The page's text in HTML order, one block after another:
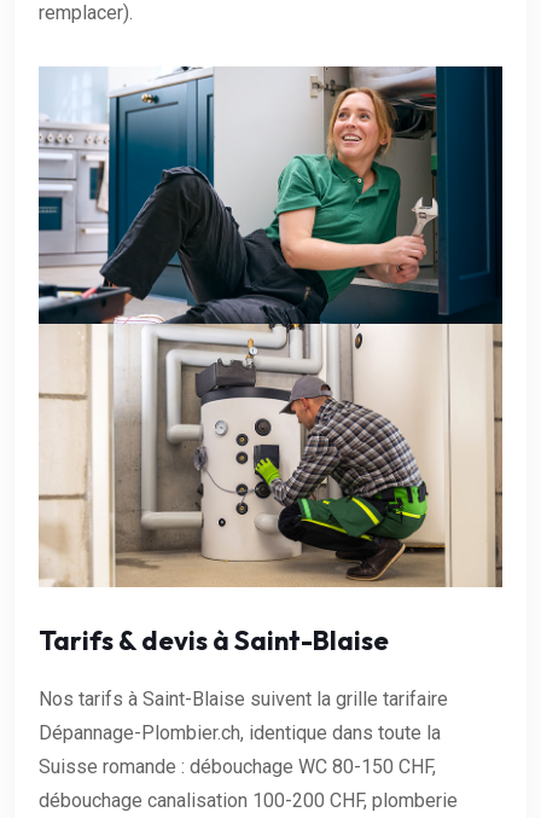
remplacer).
Tarifs & devis à Saint-Blaise
Nos tarifs à Saint-Blaise suivent la grille tarifaire
Dépannage-Plombier.ch, identique dans toute la
Suisse romande : débouchage WC 80-150 CHF,
débouchage canalisation 100-200 CHF, plomberie